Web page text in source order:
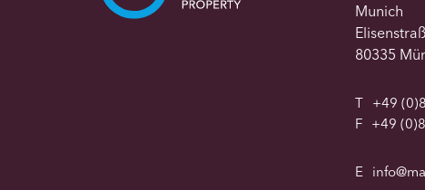
Munich
80335
T +49
F +49
E